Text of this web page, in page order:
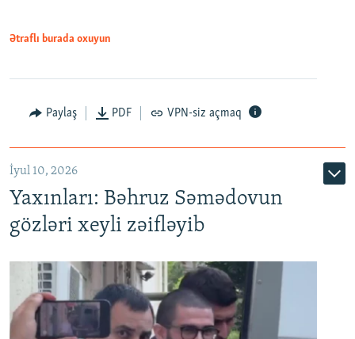
Ətraflı burada oxuyun
Paylaş PDF VPN-siz açmaq
İyul 10, 2026
Yaxınları: Bəhruz Səmədovun
gözləri xeyli zəifləyib